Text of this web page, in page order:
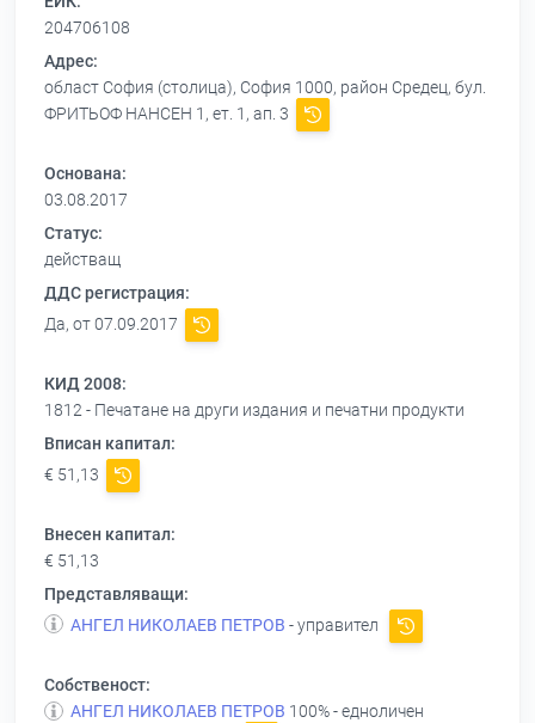
204706108
Адрес:
област София (столица), София 1000, район Средец, бул.
ФРИТЬОФ НАНСЕН 1, ет. 1, ап. 3
Основана:
03.08.2017
Статус:
действащ
ДДС регистрация:
Да, от 07.09.2017
КИД 2008:
1812 - Печатане на други издания и печатни продукти
Вписан капитал:
€ 51,13
Внесен капитал:
€ 51,13
Представляващи:
АНГЕЛ НИКОЛАЕВ ПЕТРОВ - управител
Собственост:
АНГЕЛ НИКОЛАЕВ ПЕТРОВ 100% - едноличен